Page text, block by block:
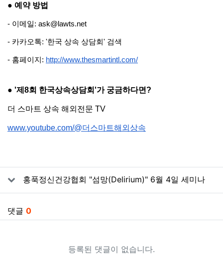
● 예약 방법
- 이메일: ask@lawts.net
- 카카오톡: '한국 상속 상담회' 검색
- 홈페이지: http://www.thesmartintl.com/
● '제8회 한국상속상담회'가 궁금하다면?
더 스마트 상속 해외전문 TV
www.youtube.com/@더스마트해외상속
관련자료
홍푹정신건강협회 "섬망(Delirium)" 6월 4일 세미나
댓글 0
등록된 댓글이 없습니다.